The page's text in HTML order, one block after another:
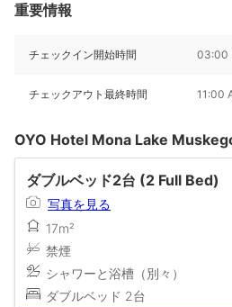
重要情報
チェックイン開始時間 03:00
チェックアウト最終時間 11:00
OYO Hotel Mona Lake
ダブルベッド2台 (2 Full Bed)
写真を見る
17m²
禁煙
シャワーと浴槽（別々）
ダブルベッド 2台